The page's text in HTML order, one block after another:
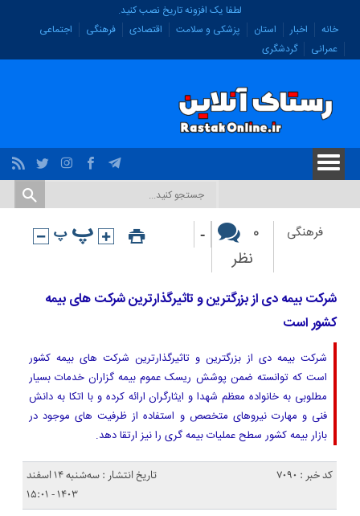
لطفا یک افزونه تاریخ نصب کنید.
خانه
اخبار استان پزشکی و سلامت اقتصادی فرهنگی
اجتماعی
عمرانی
گردشگری
فرهنگی
۰
نظر
-
شرکت بیمه دی از بزرگترین و تاثیرگذارترین شرکت های بیمه
کشور است
شرکت بیمه دی از بزرگترین و تاثیرگذارترین شرکت های بیمه کشور
است که توانسته ضمن پوشش ریسک عموم بیمه گزاران خدمات بسیار
مطلوبی به خانواده معظم شهدا و ایثارگران ارائه کرده و با اتکا به دانش
فنی و مهارت نیروهای متخصص و استفاده از ظرفیت های موجود در
بازار بیمه کشور سطح عملیات بیمه گری را نیز ارتقا دهد.
کد خبر : 7090
تاریخ انتشار : سه‌شنبه ۱۴ اسفند
۱۴۰۳ - ۱۵:۰۱